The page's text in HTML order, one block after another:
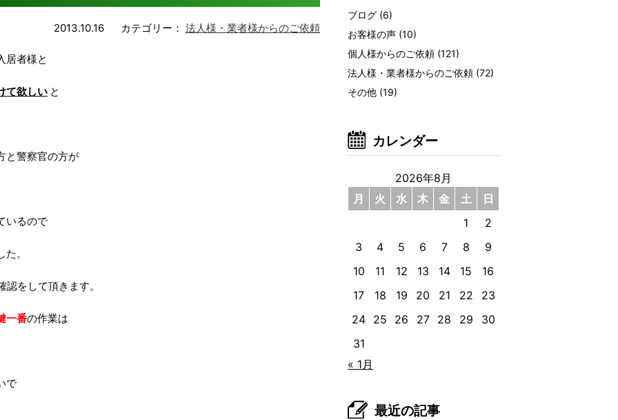
2013.10.16 カテゴリー： 法人様・業者様からのご依頼
居者様と
て欲しい と
と警察官の方が
いるので
。
をして頂きます。
一番の作業は
で
ブログ (6)
お客様の声 (10)
個人様からのご依頼 (121)
法人様・業者様からのご依頼 (72)
その他 (19)
カレンダー
2026年8月
月
火 水 木 金 土
日
1
2
3
4 5 6 7 8
9
10
11 12 13 14 15
16
17
18 19 20 21 22
23
24 25 26 27 28 29
30
31
« 1月
最近の記事